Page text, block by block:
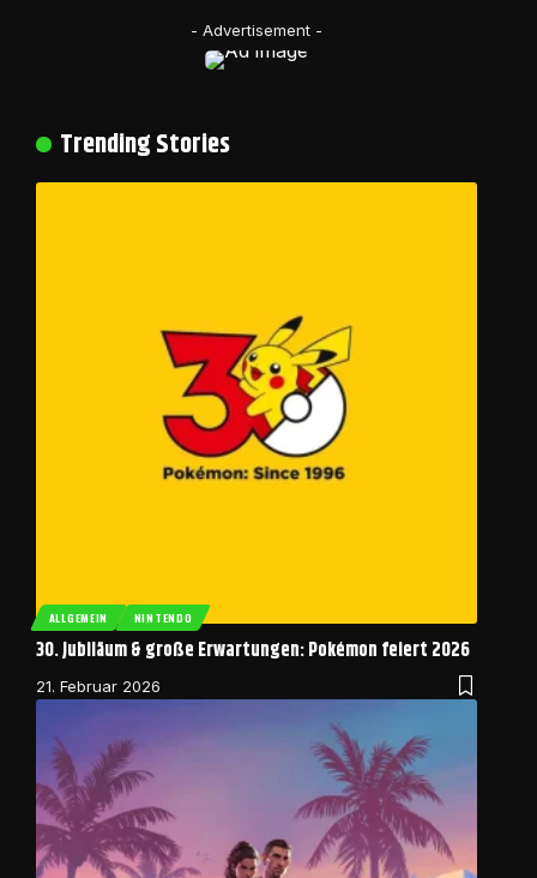
- Advertisement -
Trending Stories
ALLGEMEIN NINTENDO
30. Jubiläum & große Erwartungen: Pokémon feiert 2026
21. Februar 2026